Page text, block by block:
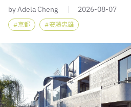
by Adela Cheng 2026-08-07
京都 安藤忠雄